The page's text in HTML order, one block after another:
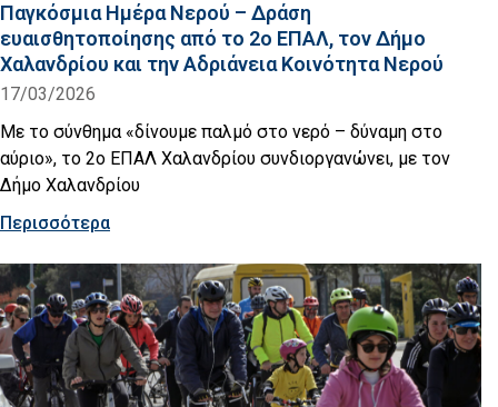
Παγκόσμια Ημέρα Νερού – Δράση
ευαισθητοποίησης από το 2ο ΕΠΑΛ, τον Δήμο
Χαλανδρίου και την Αδριάνεια Κοινότητα Νερού
17/03/2026
Με το σύνθημα «δίνουμε παλμό στο νερό – δύναμη στο
αύριο», το 2ο ΕΠΑΛ Χαλανδρίου συνδιοργανώνει, με τον
Δήμο Χαλανδρίου
Περισσότερα